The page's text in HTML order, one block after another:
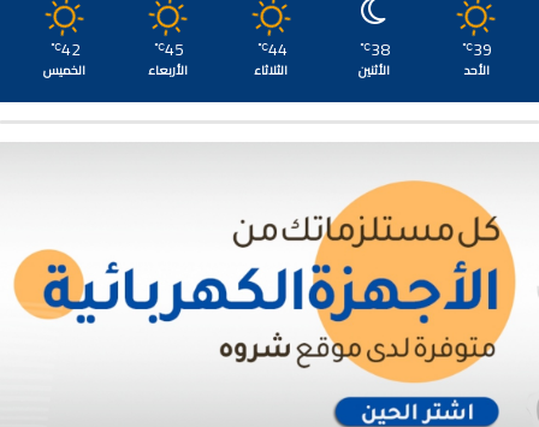
39
℃
الأحد
38
℃
الأثنين
44
℃
الثلاثاء
45
℃
الأربعاء
42
℃
الخميس